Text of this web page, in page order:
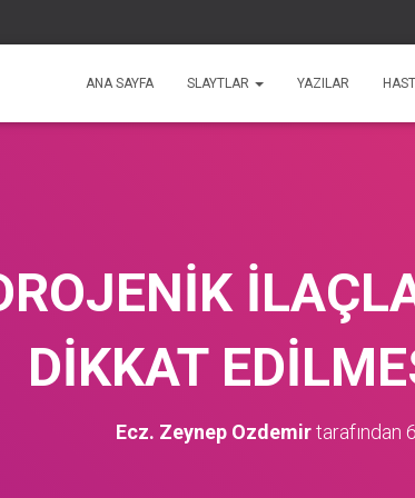
ANA SAYFA SLAYTLAR YAZILAR
DİKKAT
Ecz. Zeynep Ozdemirtarafından